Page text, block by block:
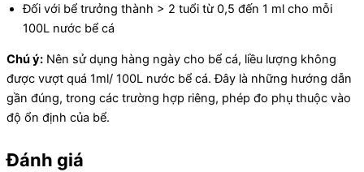
Đối với bể trưởng thành > 2 tuổi từ 0,5 đến 1 ml cho mỗi
100L nước bể cá
Chú ý: Nên sử dụng hàng ngày cho bể cá, liều lượng không
được vượt quá 1ml/ 100L nước bể cá. Đây là những hướng dẫn
gần đúng, trong các trường hợp riêng, phép đo phụ thuộc vào
độ ổn định của bể.
Đánh giá